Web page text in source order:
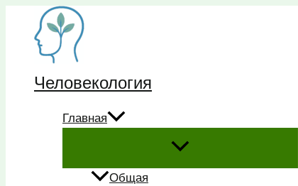
Перейти
содержимому
Человекология
Главная
Общая